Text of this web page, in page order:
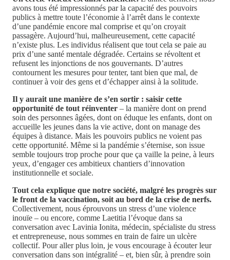
avons tous été impressionnés par la capacité des pouvoirs
publics à mettre toute l’économie à l’arrêt dans le contexte
d’une pandémie encore mal comprise et qu’on croyait
passagère. Aujourd’hui, malheureusement, cette capacité
n’existe plus. Les individus réalisent que tout cela se paie au
prix d’une santé mentale dégradée. Certains se révoltent et
refusent les injonctions de nos gouvernants. D’autres
contournent les mesures pour tenter, tant bien que mal, de
continuer à voir des gens et d’échapper ainsi à la solitude.
Il y aurait une manière de s’en sortir : saisir cette
opportunité de tout réinventer – la manière dont on prend
soin des personnes âgées, dont on éduque les enfants, dont on
accueille les jeunes dans la vie active, dont on manage des
équipes à distance. Mais les pouvoirs publics ne voient pas
cette opportunité. Même si la pandémie s’éternise, son issue
semble toujours trop proche pour que ça vaille la peine, à leurs
yeux, d’engager ces ambitieux chantiers d’innovation
institutionnelle et sociale.
Tout cela explique que notre société, malgré les progrès sur
le front de la vaccination, soit au bord de la crise de nerfs.
Collectivement, nous éprouvons un stress d’une violence
inouïe – ou encore, comme Laetitia l’évoque dans sa
conversation avec Lavinia Ionita, médecin, spécialiste du stress
et entrepreneuse, nous sommes en train de faire un ulcère
collectif. Pour aller plus loin, je vous encourage à écouter leur
conversation dans son intégralité – et, bien sûr, à prendre soin